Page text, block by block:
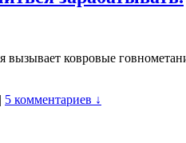
ковровые
| 5 комментариев ↓